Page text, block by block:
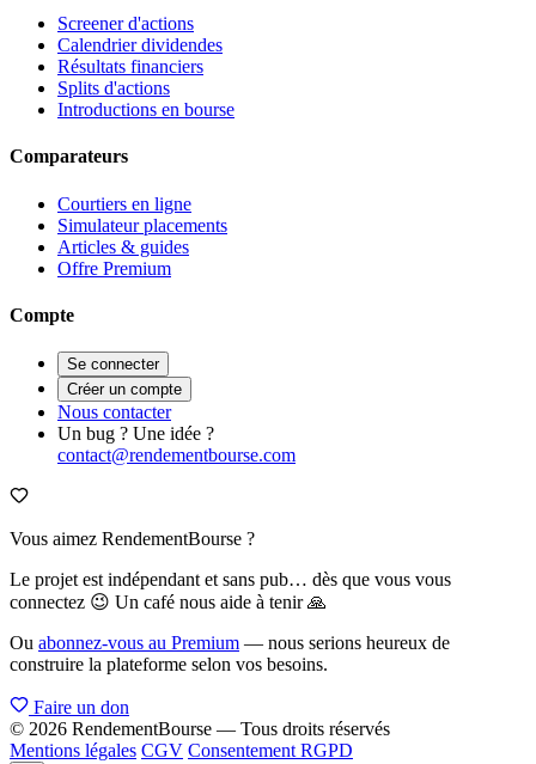
Screener d'actions
Calendrier dividendes
Résultats financiers
Splits d'actions
Introductions en bourse
Comparateurs
Courtiers en ligne
Simulateur placements
Articles & guides
Offre Premium
Compte
Se connecter
Créer un compte
Nous contacter
Un bug ? Une idée ?
contact@rendementbourse.com
Vous aimez RendementBourse ?
Le projet est indépendant et sans pub… dès que vous vous
connectez 😉 Un café nous aide à tenir 🙏
Ou abonnez-vous au Premium — nous serions heureux de
construire la plateforme selon vos besoins.
Faire un don
© 2026 RendementBourse — Tous droits réservés
Mentions légales CGV Consentement RGPD